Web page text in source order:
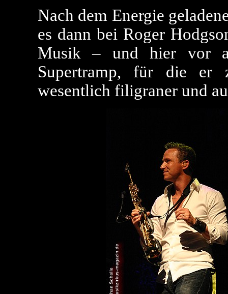
Nach dem Energie
es dann bei Roger
Musik – und hier vor
Supertramp, für die er
wesentlich filigraner und